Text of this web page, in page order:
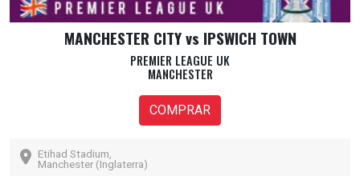
MANCHESTER CITY vs IPSWICH TOWN
PREMIER LEAGUE UK
MANCHESTER
COMPRAR
Etihad Stadium,
Manchester (Inglaterra)